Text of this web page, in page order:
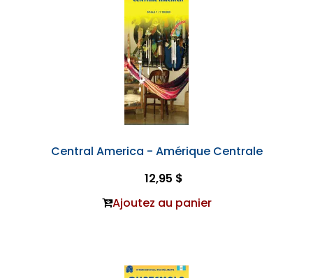
Central America - Amérique Centrale
12,95 $
Ajoutez au panier